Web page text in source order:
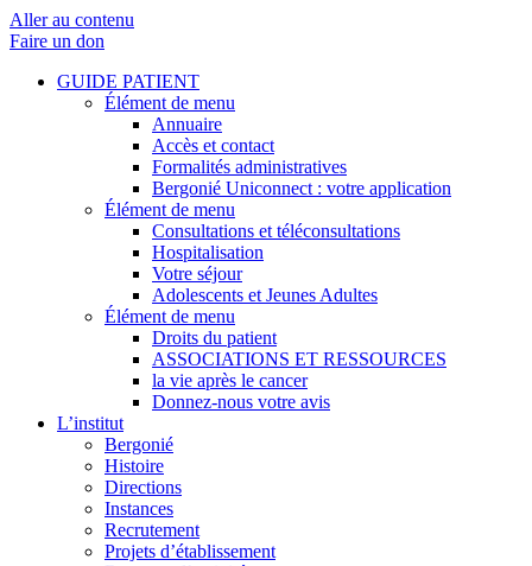
Aller au contenu
Faire un don
GUIDE PATIENT
Élément de menu
Annuaire
Accès et contact
Formalités administratives
Bergonié Uniconnect : votre application
Élément de menu
Consultations et téléconsultations
Hospitalisation
Votre séjour
Adolescents et Jeunes Adultes
Élément de menu
Droits du patient
ASSOCIATIONS ET RESSOURCES
la vie après le cancer
Donnez-nous votre avis
L’institut
Bergonié
Histoire
Directions
Instances
Recrutement
Projets d’établissement